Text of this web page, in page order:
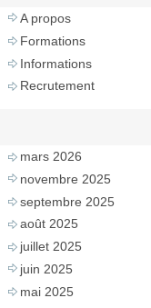
A propos
Formations
Informations
Recrutement
mars 2026
novembre 2025
septembre 2025
août 2025
juillet 2025
juin 2025
mai 2025